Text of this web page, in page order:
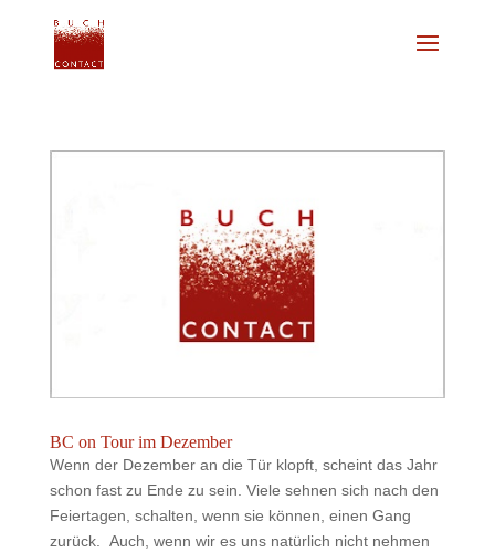
BC on Tour im Dezember
Wenn der Dezember an die Tür klopft, scheint das Jahr
schon fast zu Ende zu sein. Viele sehnen sich nach den
Feiertagen, schalten, wenn sie können, einen Gang
zurück. Auch, wenn wir es uns natürlich nicht nehmen